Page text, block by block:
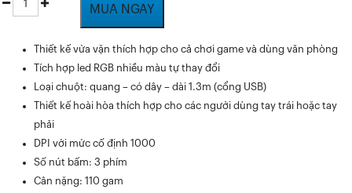
MUA NGAY
Thiết kế vừa vặn thích hợp cho cả chơi game và dùng văn phòng
Tích hợp led RGB nhiều màu tự thay đổi
Loại chuột: quang – có dây – dài 1.3m (cổng USB)
Thiết kế hoài hòa thích hợp cho các người dùng tay trái hoặc tay
phải
DPI với mức cố định 1000
Số nút bấm: 3 phím
Cân nặng: 110 gam